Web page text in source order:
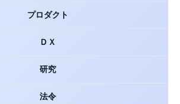
プロダクト
ＤＸ
研究
法令